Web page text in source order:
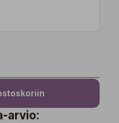
arvio: